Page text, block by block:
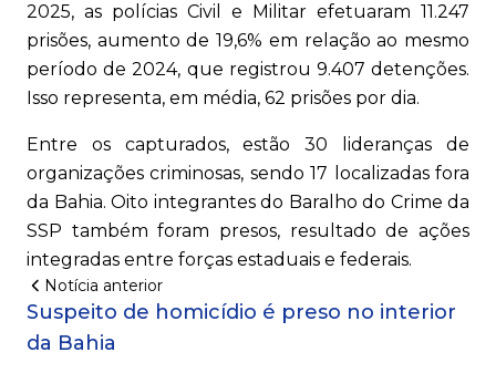
2025, as polícias Civil e Militar efetuaram 11.247
prisões, aumento de 19,6% em relação ao mesmo
período de 2024, que registrou 9.407 detenções.
Isso representa, em média, 62 prisões por dia.
Entre os capturados, estão 30 lideranças de
organizações criminosas, sendo 17 localizadas fora
da Bahia. Oito integrantes do Baralho do Crime da
SSP também foram presos, resultado de ações
integradas entre forças estaduais e federais.
Notícia anterior
Suspeito de homicídio é preso no interior
da Bahia